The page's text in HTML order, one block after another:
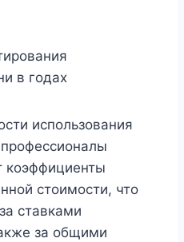
в годах
использования
коэффициенты
стоимости, что
ставками
за общими